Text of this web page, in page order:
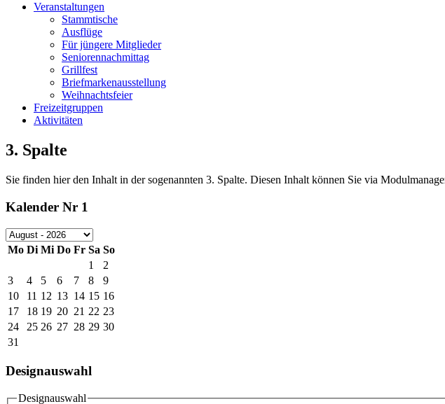
Veranstaltungen
Stammtische
Ausflüge
Für jüngere Mitglieder
Seniorennachmittag
Grillfest
Briefmarkenausstellung
Weihnachtsfeier
Freizeitgruppen
Aktivitäten
3. Spalte
Sie finden hier den Inhalt in der sogenannten 3. Spalte. Diesen Inhalt können Sie via
Kalender Nr 1
Mo Di Mi Do Fr Sa So
1
2
3
4 5 6 7 8
9
10
11 12 13 14 15 16
17
18 19 20 21 22 23
24
25 26 27 28 29 30
31
Designauswahl
Designauswahl